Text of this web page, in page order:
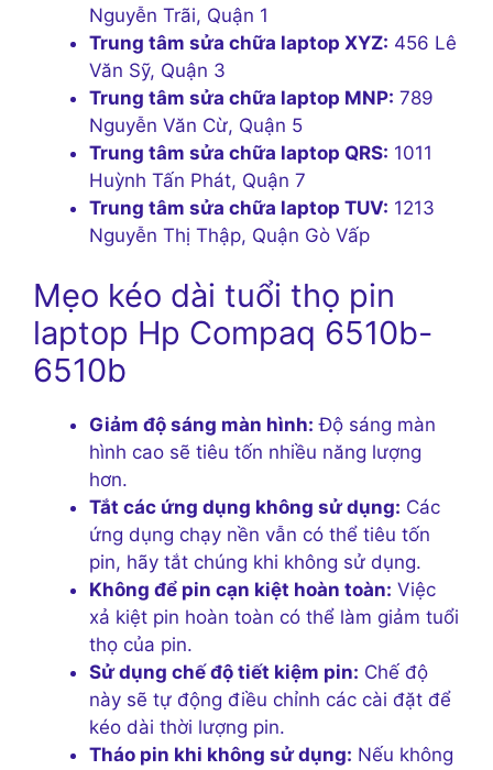
Nguyễn Trãi, Quận 1
Trung tâm sửa chữa laptop XYZ: 456 Lê
Văn Sỹ, Quận 3
Trung tâm sửa chữa laptop MNP: 789
Nguyễn Văn Cừ, Quận 5
Trung tâm sửa chữa laptop QRS: 1011
Huỳnh Tấn Phát, Quận 7
Trung tâm sửa chữa laptop TUV: 1213
Nguyễn Thị Thập, Quận Gò Vấp
Mẹo kéo dài tuổi thọ pin
laptop Hp Compaq 6510b-
6510b
Giảm độ sáng màn hình: Độ sáng màn
hình cao sẽ tiêu tốn nhiều năng lượng
hơn.
Tắt các ứng dụng không sử dụng: Các
ứng dụng chạy nền vẫn có thể tiêu tốn
pin, hãy tắt chúng khi không sử dụng.
Không để pin cạn kiệt hoàn toàn: Việc
xả kiệt pin hoàn toàn có thể làm giảm tuổi
thọ của pin.
Sử dụng chế độ tiết kiệm pin: Chế độ
này sẽ tự động điều chỉnh các cài đặt để
kéo dài thời lượng pin.
Tháo pin khi không sử dụng: Nếu không